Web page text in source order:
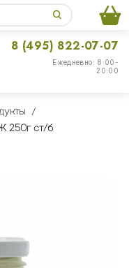
Ежедневно: 8:00-
20:00
8 (495) 822-07-07
250г ст/б